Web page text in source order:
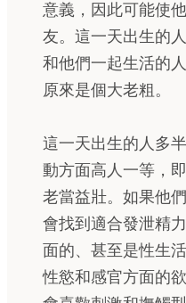
意義，因此可能使
友。這一天出生的
和他們一起生活的
原來是個大老粗。
這一天出生的人多
動方面高人一等，
老當益壯。如果他
會找到適合發泄精
面的、甚至是性生
性慾和感官方面的